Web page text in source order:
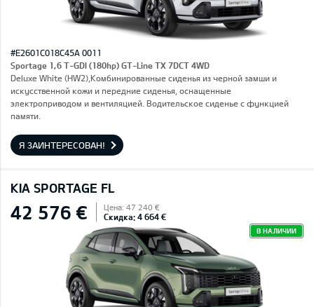
#E2601C018C45A 0011
Sportage 1,6 T-GDI (180hp) GT-Line TX 7DCT 4WD
Deluxe White (HW2),Комбинированные сиденья из черной замши и
искусственной кожи и передние сиденья, оснащенные
электроприводом и вентиляцией. Водительское сиденье с функцией
памяти.
Я ЗАИНТЕРЕСОВАН!
KIA SPORTAGE FL
42 576 € Цена: 47 240 €
Скидка: 4 664 €
В НАЛИЧИИ